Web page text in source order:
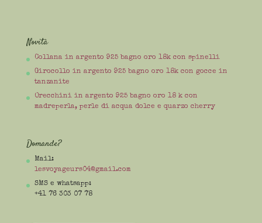
Novità
Collana in argento 925 bagno oro 18k con spinelli
Girocollo in argento 925 bagno oro 18k con gocce in
tanzanite
Orecchini in argento 925 bagno oro 18 k con
madreperla, perle di acqua dolce e quarzo cherry
Domande?
Mail:
lesvoyageurs04@gmail.com
SMS e whatsapp:
+41 76 303 07 78